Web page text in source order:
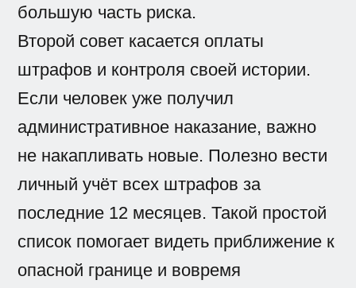
большую часть риска.
Второй совет касается оплаты
штрафов и контроля своей истории.
Если человек уже получил
административное наказание, важно
не накапливать новые. Полезно вести
личный учёт всех штрафов за
последние 12 месяцев. Такой простой
список помогает видеть приближение к
опасной границе и вовремя